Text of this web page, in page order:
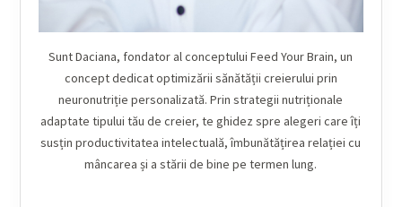
Sunt Daciana, fondator al conceptului Feed Your Brain, un
concept dedicat optimizării sănătății creierului prin
neuronutriție personalizată. Prin strategii nutriționale
adaptate tipului tău de creier, te ghidez spre alegeri care îți
susțin productivitatea intelectuală, îmbunătățirea relației cu
mâncarea și a stării de bine pe termen lung.